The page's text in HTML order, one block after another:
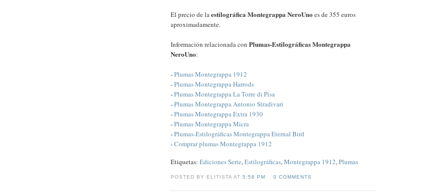
El precio de laestilográfica Montegrappa NeroUno es de 355 euros
aproximadamente.
Información relacionada con Plumas-Estilográficas Montegrappa
NeroUno:
-Plumas Montegrappa 1912
-Plumas Montegrappa Harrods
-Plumas Montegrappa La Torre di Pisa
-Plumas Montegrappa Antonio Stradivari
-Plumas Montegrappa Extra 1930
-Plumas Montegrappa Micra
-Plumas-Estilográficas Montegrappa Eternal Bird
-Comprar plumas Montegrappa 1912
Etiquetas: Ediciones Serie,Estilográficas,Montegrappa 1912,Plumas
POSTED BY ELITISTA AT5:58 PM 0 COMMENTS